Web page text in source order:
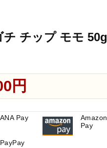
チ チップ モモ 50g
円
ANA Pay
Amazon
Pay
PayPay